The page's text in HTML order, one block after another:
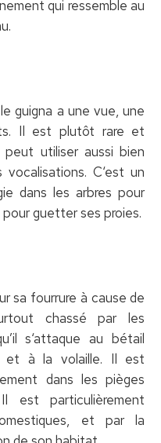
qui ressemble au
guigna a une vue, une
Il est plutôt rare et
peut utiliser aussi bien
C‘est un
dans les arbres pour
guetter ses proies.
sa fourrure à cause de
chassé par les
s‘attaque au bétail
et à la volaille. Il est
dans les pièges
est particulièrement
et par la